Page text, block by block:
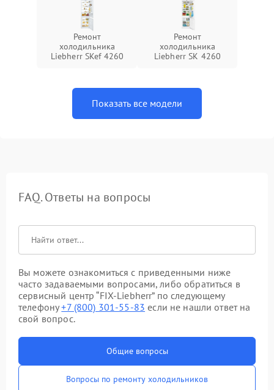
Ремонт
холодильника
Liebherr SKef 4260
Ремонт
холодильника
Liebherr SK 4260
Показать все модели
FAQ. Ответы на вопросы
Вы можете ознакомиться с приведенными ниже
часто задаваемыми вопросами, либо обратиться в
сервисный центр “FIX-Liebherr” по следующему
телефону+7 (800) 301-55-83 если не нашли ответ на
свой вопрос.
Общие вопросы
Вопросы по ремонту холодильников